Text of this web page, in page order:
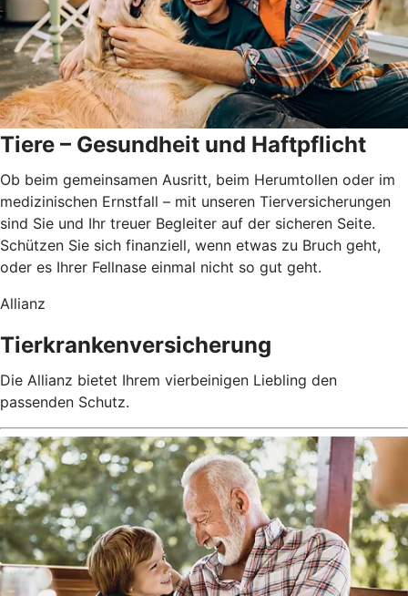
Tiere – Gesundheit und Haftpflicht
Ob beim gemeinsamen Ausritt, beim Herumtollen oder im
medizinischen Ernstfall – mit unseren Tierversicherungen
sind Sie und Ihr treuer Begleiter auf der sicheren Seite.
Schützen Sie sich finanziell, wenn etwas zu Bruch geht,
oder es Ihrer Fellnase einmal nicht so gut geht.
Allianz
Tierkrankenversicherung
Die Allianz bietet Ihrem vierbeinigen Liebling den
passenden Schutz.